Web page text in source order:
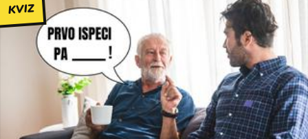
KVIZ